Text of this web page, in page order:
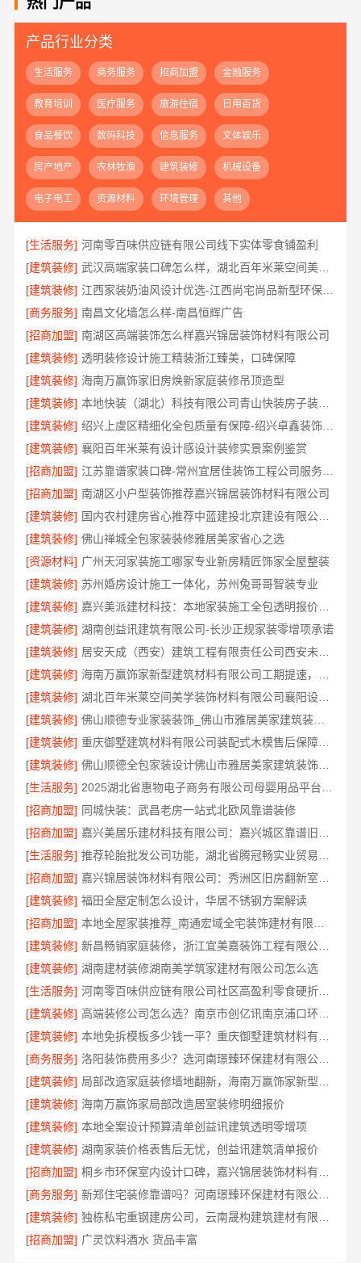
产品行业分类
生活服务 商务服务 招商加盟 金融服务
教育培训 医疗服务 旅游住宿 日用百货
食品餐饮 数码科技 信息服务 文体娱乐
房产地产 农林牧渔 建筑装修 机械设备
电子电工 资源材料 环境管理 其他
[生活服务] 河南零百味供应链有限公司线下实体零食铺盈利
[建筑装修]
武汉高端家装口碑怎么样，湖北百年米莱空间美学装饰材料有限公司揭秘
[建筑装修]
江西家装奶油风设计优选-江西尚宅尚品新型环保材料有限公司
[商务服务] 南昌文化墙怎么样-南昌恒辉广告
[招商加盟] 南湖区高端装饰怎么样嘉兴锦居装饰材料有限公司
[建筑装修] 透明装修设计施工精装浙江臻美，口碑保障
[建筑装修] 海南万赢饰家旧房焕新家庭装修吊顶造型
[建筑装修]
本地快装（湖北）科技有限公司青山快装房子装修两房一厅
[建筑装修]
绍兴上虞区精细化全包质量有保障-绍兴卓鑫装饰材料有限公司
[建筑装修] 襄阳百年米莱有设计感设计装修实景案例鉴赏
[招商加盟]
江苏靠谱家装口碑-常州宜居佳装饰工程公司服务有保障
[招商加盟] 南湖区小户型装饰推荐嘉兴锦居装饰材料有限公司
[建筑装修]
国内农村建房省心推荐中蓝建投北京建设有限公司四川
[建筑装修] 佛山禅城全包家装装修雅居美家省心之选
[资源材料] 广州天河家装施工哪家专业新房精匠饰家全屋整装
[建筑装修] 苏州婚房设计施工一体化，苏州兔哥哥智装专业
[建筑装修]
嘉兴美派建材科技：本地家装施工全包透明报价保障
[建筑装修] 湖南创益讯建筑有限公司-长沙正规家装零增项承诺
[建筑装修]
居安天成（西安）建筑工程有限责任公司西安未央区一站式家装设计刚需房售后完善
[建筑装修]
[建筑装修]
湖北百年米莱空间美学装饰材料有限公司襄阳设计装修轻奢风
[建筑装修]
佛山顺德专业家装装饰_佛山市雅居美家建筑装饰工程有限公司
[建筑装修]
重庆御墅建筑材料有限公司装配式木模售后保障服务
[建筑装修]
佛山顺德全包家装设计佛山市雅居美家建筑装饰工程有限公司专业打造
[生活服务]
[招商加盟] 同城快装：武昌老房一站式北欧风靠谱装修
[招商加盟]
[生活服务]
[招商加盟]
[建筑装修] 福田全屋定制怎么设计，华居不锈钢方案解读
[招商加盟]
[建筑装修]
新昌畅销家庭装修，浙江宜美嘉装饰工程有限公司品质家装
[建筑装修] 湖南建材装修湖南美学筑家建材有限公司怎么选
[生活服务]
河南零百味供应链有限公司社区高盈利零食硬折扣全域盈利
[建筑装修]
高端装修公司怎么选？南京市创亿讯南京浦口环保全包
[建筑装修]
[商务服务]
洛阳装饰费用多少？选河南璟臻环保建材有限公司透明报价更省心
[建筑装修]
[建筑装修] 海南万赢饰家局部改造居室装修明细报价
[建筑装修] 本地全案设计预算清单创益讯建筑透明零增项
[建筑装修] 湖南家装价格表售后无忧，创益讯建筑清单报价
[招商加盟]
[商务服务]
新郑住宅装修靠谱吗？河南璟臻环保建材有限公司口碑品质有保障
[建筑装修]
[招商加盟] 广灵饮料酒水 货品丰富